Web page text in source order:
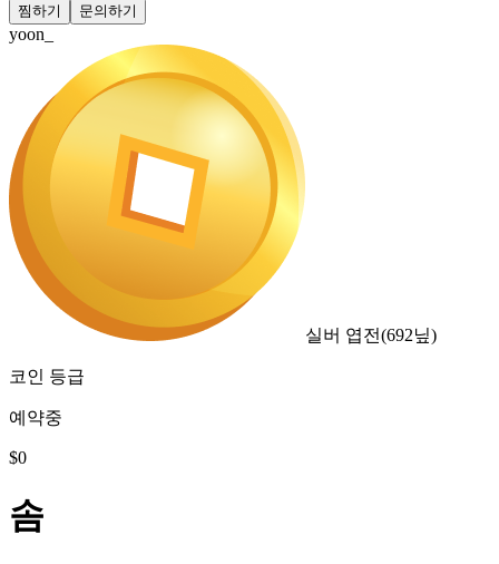
찜하기 문의하기
yoon_
실버 엽전(692닢)
코인 등급
예약중
$0
솜